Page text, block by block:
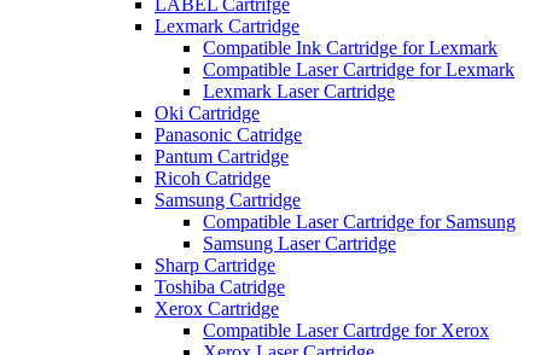
LABEL Cartrifge
Lexmark Cartridge
Compatible Ink Cartridge for Lexmark
Compatible Laser Cartridge for Lexmark
Lexmark Laser Cartridge
Oki Cartridge
Panasonic Catridge
Pantum Cartridge
Ricoh Catridge
Samsung Cartridge
Compatible Laser Cartridge for Samsung
Samsung Laser Cartridge
Sharp Cartridge
Toshiba Catridge
Xerox Cartridge
Compatible Laser Cartrdge for Xerox